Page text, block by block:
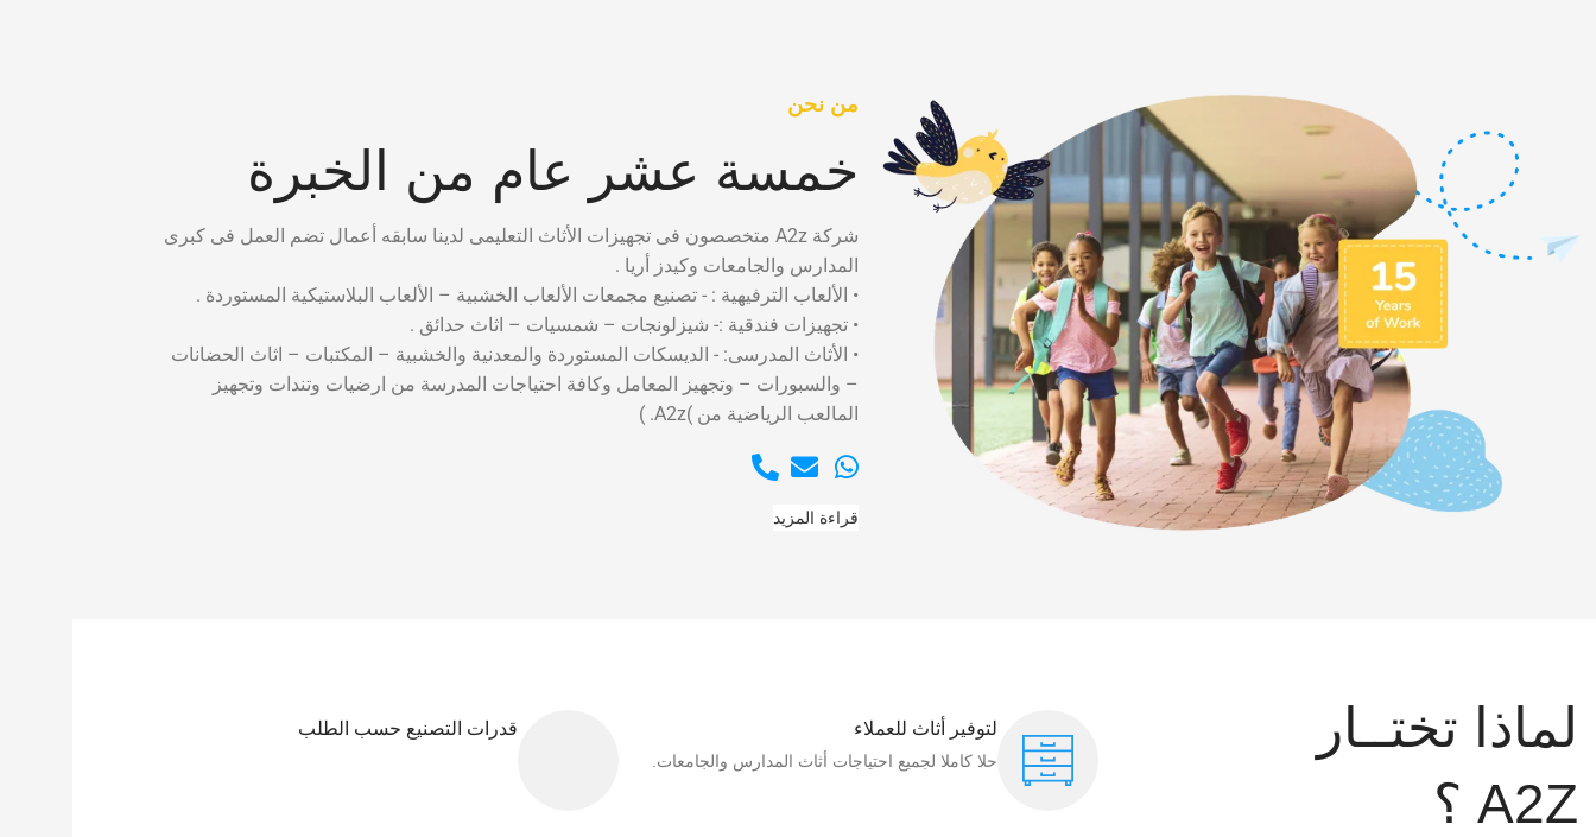
من نحن
خمسة عشر عام من الخبرة
شركة A2z متخصصون فى تجهيزات الأثاث التعليمى لدينا سابقه أعمال تضم العمل فى كبرى
المدارس والجامعات وكيدز أريا .
• الألعاب الترفيهية : - تصنيع مجمعات الألعاب الخشبية – الألعاب البلاستيكية المستوردة .
• تجهيزات فندقية :- شيزلونجات – شمسيات – اثاث حدائق .
• الأثاث المدرسى: - الديسكات المستوردة والمعدنية والخشبية – المكتبات – اثاث الحضانات
– والسبورات – وتجهيز المعامل وكافة احتياجات المدرسة من ارضيات وتندات وتجهيز
المالعب الرياضية من )A2z. )
قراءة المزيد
لماذا تختــار
A2Z ؟
لتوفير أثاث للعملاء
حلا كاملا لجميع احتياجات أثاث المدارس والجامعات.
قدرات التصنيع حسب الطلب